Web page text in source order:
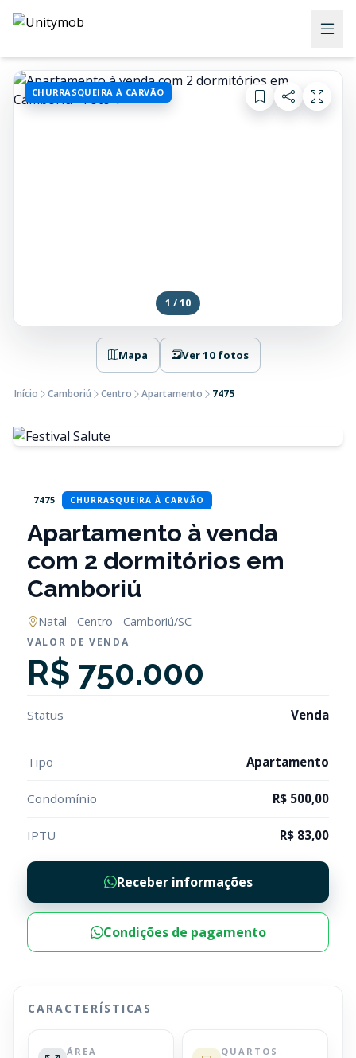
CHURRASQUEIRA À CARVÃO
1 / 10
Mapa Ver 10 fotos
Início Camboriú Centro Apartamento 7475
7475 CHURRASQUEIRA À CARVÃO
Apartamento à venda
com 2 dormitórios em
Camboriú
Natal - Centro - Camboriú/SC
VALOR DE VENDA
R$ 750.000
Status Venda
Tipo Apartamento
Condomínio R$ 500,00
IPTU R$ 83,00
Receber informações
Condições de pagamento
CARACTERÍSTICAS
ÁREA QUARTOS